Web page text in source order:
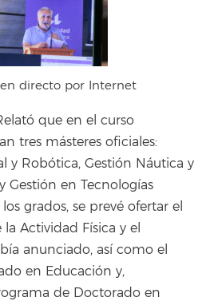
directo por Internet
que en el curso
tres másteres oficiales:
y Robótica, Gestión Náutica y
Gestión en Tecnologías
grados, se prevé ofertar el
Actividad Física y el
anunciado, así como el
en Educación y,
de Doctorado en